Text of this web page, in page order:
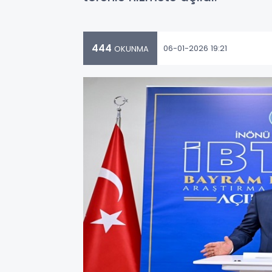
444 OKUNMA 06-01-2026 19:21